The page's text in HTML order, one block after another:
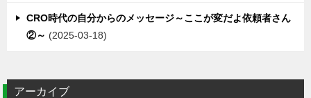
CRO時代の自分からのメッセージ～ここが変だよ依頼者さん
②～
2025-03-18
アーカイブ